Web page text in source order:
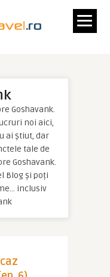
Goshavank.
noi aici,
ai știut, dar
tale de
Goshavank.
Blog și poți
inclusiv